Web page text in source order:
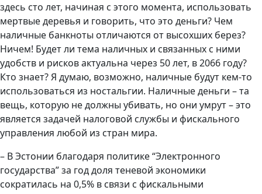
здесь сто лет, начиная с этого момента, использовать
мертвые деревья и говорить, что это деньги? Чем
наличные банкноты отличаются от высохших берез?
Ничем! Будет ли тема наличных и связанных с ними
удобств и рисков актуальна через 50 лет, в 2066 году?
Кто знает? Я думаю, возможно, наличные будут кем-то
использоваться из ностальгии. Наличные деньги – та
вещь, которую не должны убивать, но они умрут – это
является задачей налоговой службы и фискального
управления любой из стран мира.
– В Эстонии благодаря политике “Электронного
государства” за год доля теневой экономики
сократилась на 0,5% в связи с фискальными